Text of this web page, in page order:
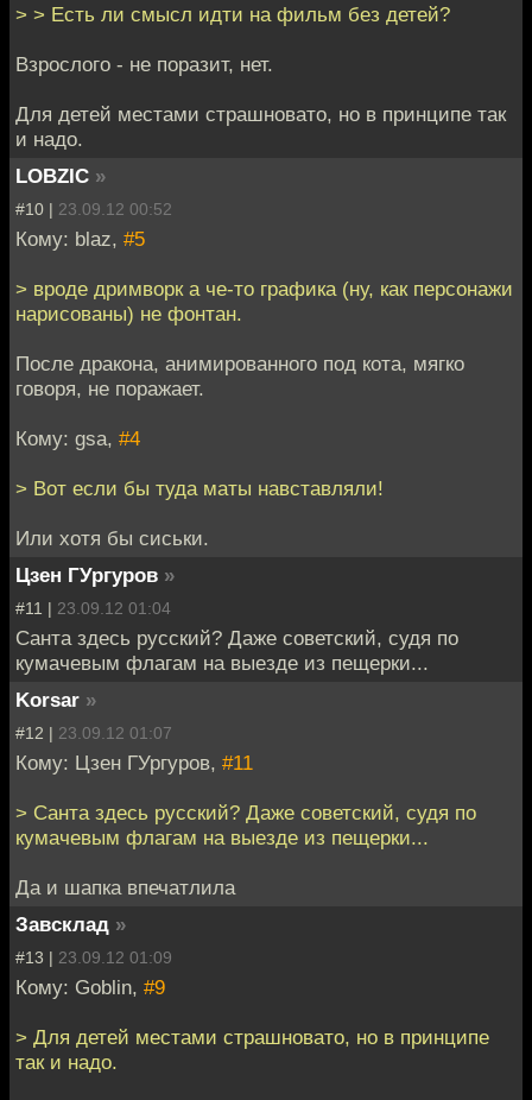
> > Есть ли смысл идти на фильм без детей?
Взрослого - не поразит, нет.
Для детей местами страшновато, но в принципе так
и надо.
LOBZIC »
#10 | 23.09.12 00:52
Кому: blaz, #5
> вроде дримворк а че-то графика (ну, как персонажи
нарисованы) не фонтан.
После дракона, анимированного под кота, мягко
говоря, не поражает.
Кому: gsa, #4
> Вот если бы туда маты навставляли!
Или хотя бы сиськи.
Цзен ГУргуров »
#11 | 23.09.12 01:04
Санта здесь русский? Даже советский, судя по
кумачевым флагам на выезде из пещерки...
Korsar »
#12 | 23.09.12 01:07
Кому: Цзен ГУргуров, #11
> Санта здесь русский? Даже советский, судя по
кумачевым флагам на выезде из пещерки...
Да и шапка впечатлила
Завсклад »
#13 | 23.09.12 01:09
Кому: Goblin, #9
> Для детей местами страшновато, но в принципе
так и надо.